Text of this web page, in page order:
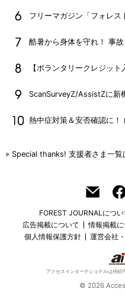
フリーマガジン「フォレ
酷暑から身体を守れ！ 事
【ボランタリークレジッ
ScanSurveyZ/AssistZに新
熱中症対策＆安否確認に
» Special thanks! 支援者さま一覧
FOREST JOURNALについ
広告掲載について
情報掲載
個人情報保護方針
運営会社
アクセスインターナショナルは持続
© 2026